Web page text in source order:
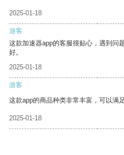
2025-01-18
游客
这款加速器app的客服很贴心，遇到问
好。
2025-01-18
游客
这款app的商品种类非常丰富，可以满
2025-01-18